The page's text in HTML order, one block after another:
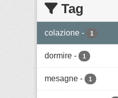
Tag
colazione - 1
dormire - 1
mesagne - 1